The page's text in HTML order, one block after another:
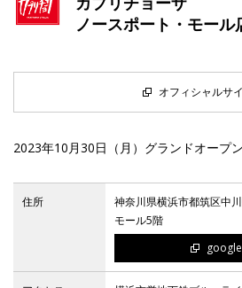
Social Responsibility
Wedding
IR
ノースポート・モール
オフィシャルサ
2023年10月30日（月）グランドオープン
住所
神奈川県横浜市都筑区中
モール5階